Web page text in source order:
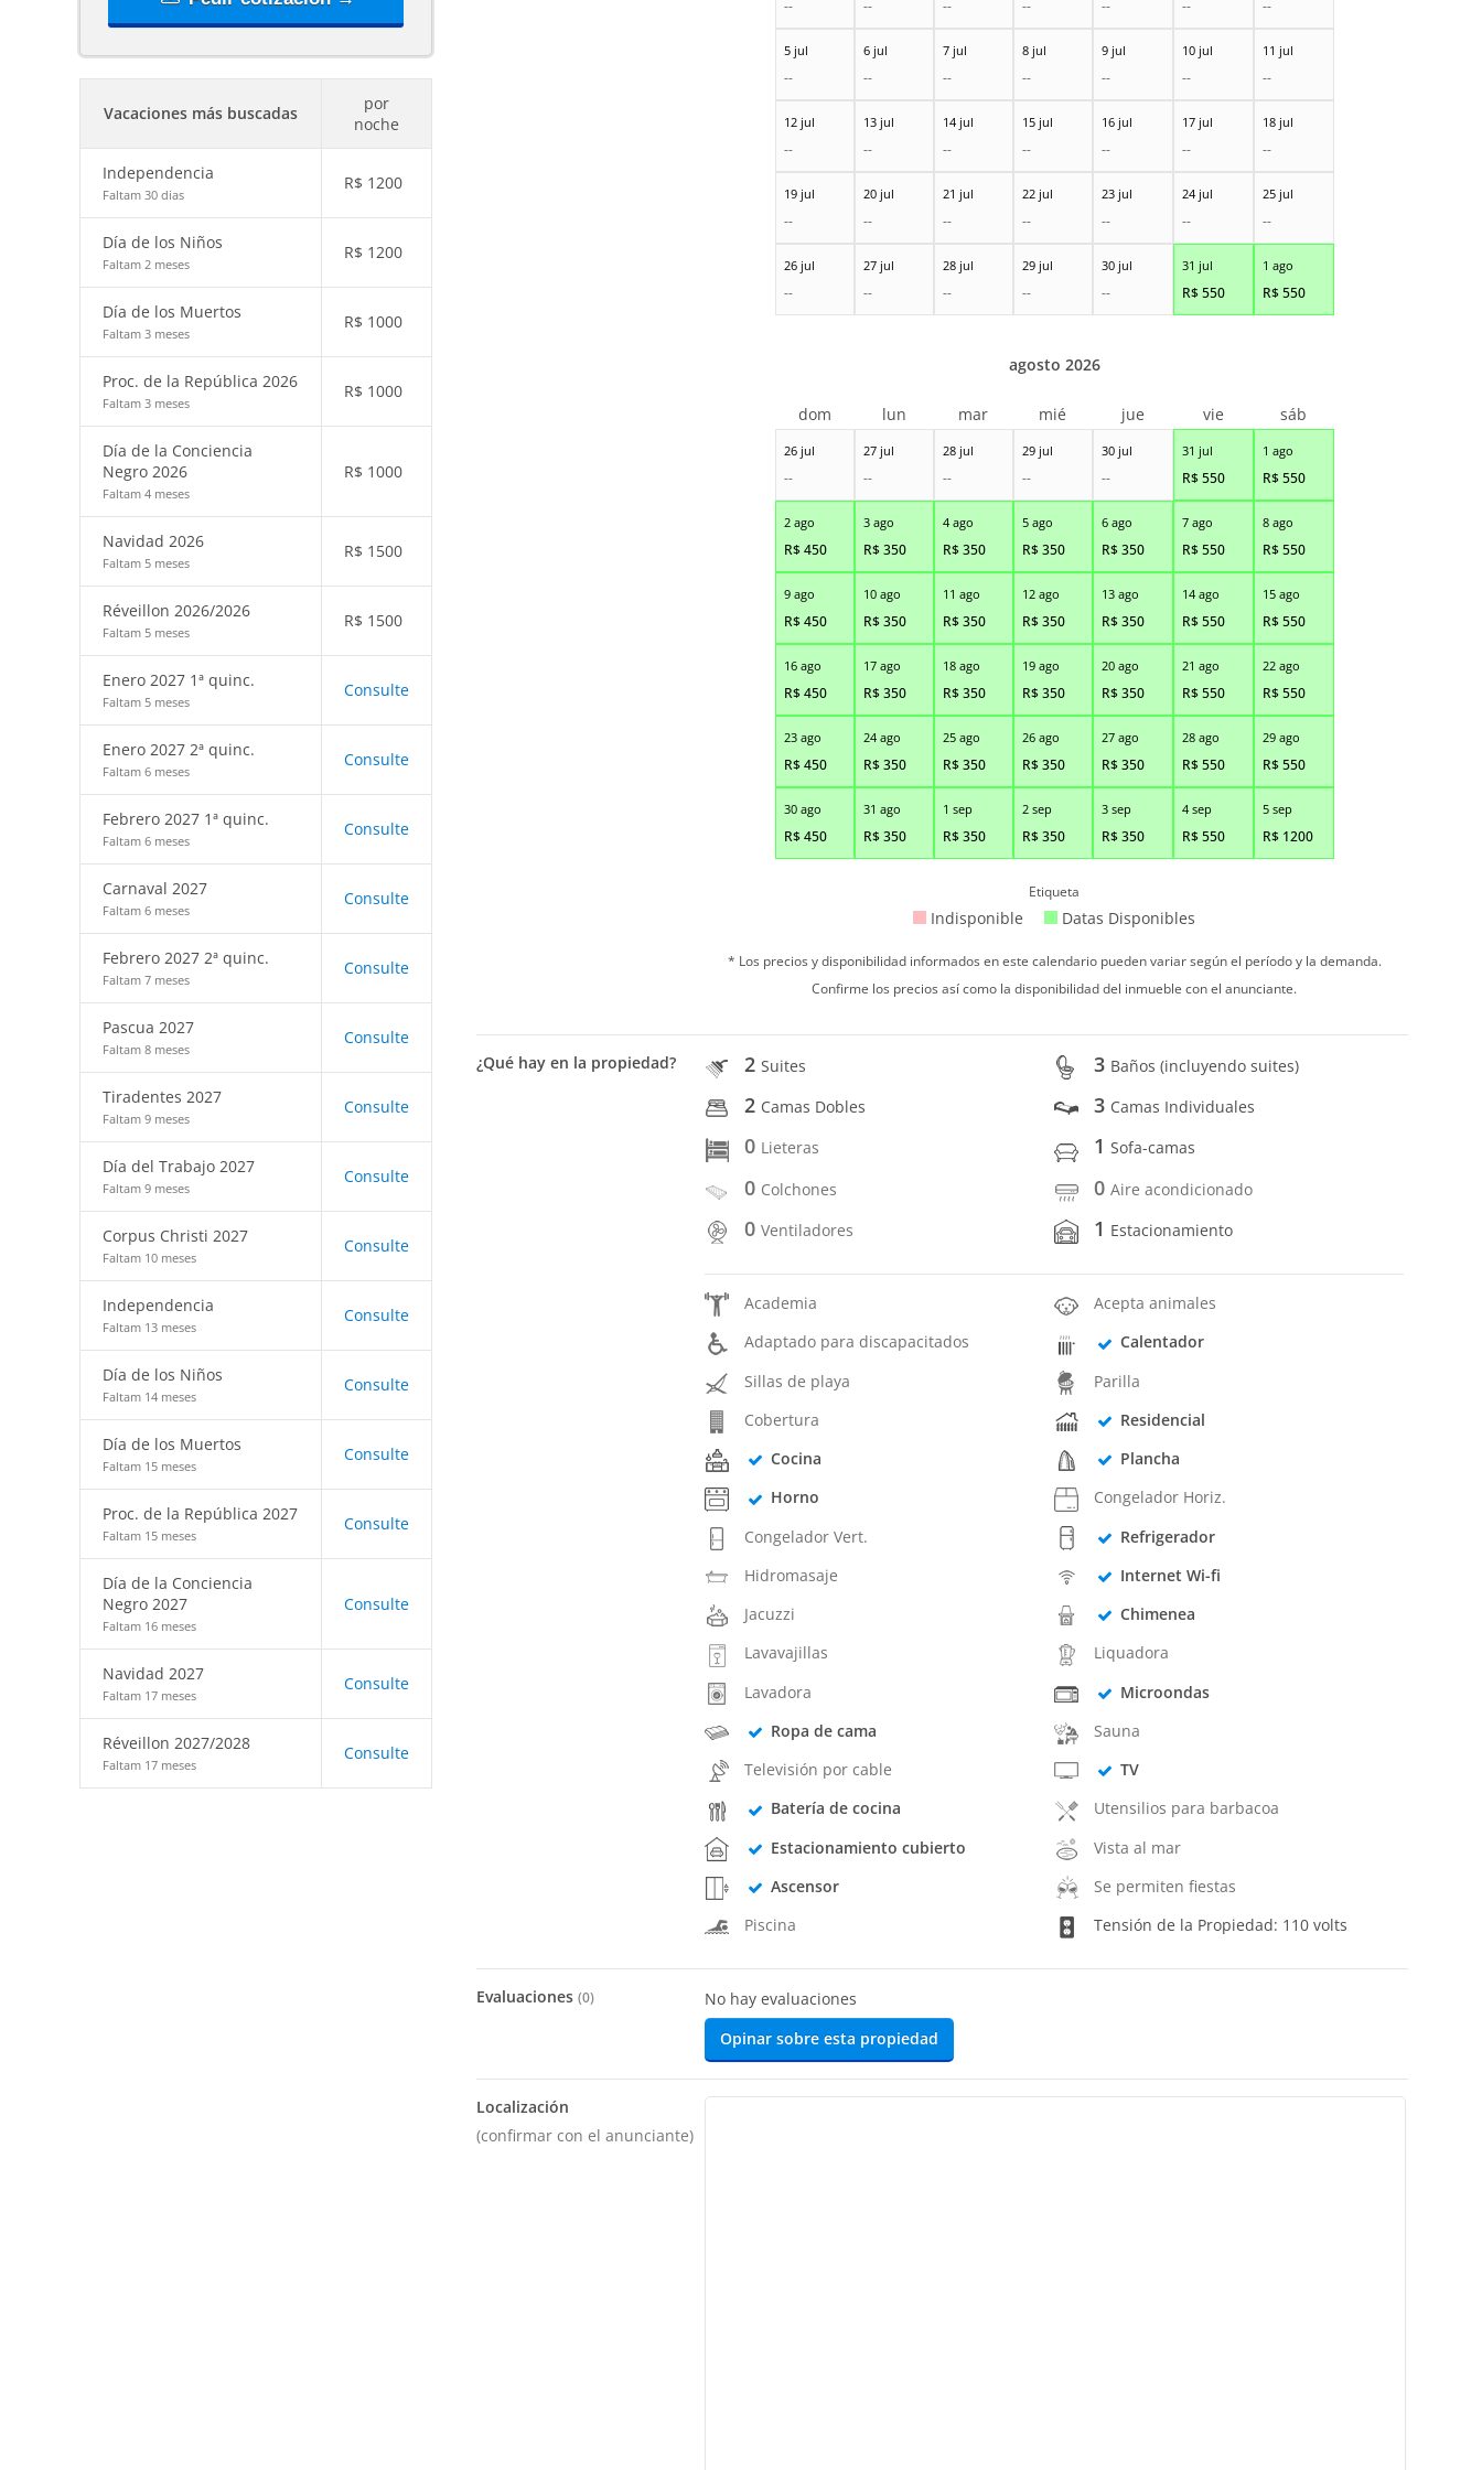
Vacaciones más buscadas
por
noche
Independencia
Faltam 30 dias
R$ 1200
Día de los Niños
Faltam 2 meses
R$ 1200
Día de los Muertos
Faltam 3 meses
R$ 1000
Proc. de la República 2026
Faltam 3 meses
R$ 1000
Día de la Conciencia
Negro 2026
Faltam 4 meses
R$ 1000
Navidad 2026
Faltam 5 meses
R$ 1500
Réveillon 2026/2026
Faltam 5 meses
R$ 1500
Enero 2027 1ª quinc.
Faltam 5 meses
Consulte
Enero 2027 2ª quinc.
Faltam 6 meses
Consulte
Febrero 2027 1ª quinc.
Faltam 6 meses
Consulte
Carnaval 2027
Faltam 6 meses
Consulte
Febrero 2027 2ª quinc.
Faltam 7 meses
Consulte
Pascua 2027
Faltam 8 meses
Consulte
Tiradentes 2027
Faltam 9 meses
Consulte
Día del Trabajo 2027
Faltam 9 meses
Consulte
Corpus Christi 2027
Faltam 10 meses
Consulte
Independencia
Faltam 13 meses
Consulte
Día de los Niños
Faltam 14 meses
Consulte
Día de los Muertos
Faltam 15 meses
Consulte
Proc. de la República 2027
Faltam 15 meses
Consulte
Día de la Conciencia
Negro 2027
Faltam 16 meses
Consulte
Navidad 2027
Faltam 17 meses
Consulte
Réveillon 2027/2028
Faltam 17 meses
Consulte
-- -- -- -- -- -- --
5 jul
--
6 jul
--
7 jul
--
8 jul
--
9 jul
--
10 jul
--
11 jul
--
12 jul
--
13 jul
--
14 jul
--
15 jul
--
16 jul
--
17 jul
--
18 jul
--
19 jul
--
20 jul
--
21 jul
--
22 jul
--
23 jul
--
24 jul
--
25 jul
--
26 jul
--
27 jul
--
28 jul
--
29 jul
--
30 jul
--
31 jul
R$550
1 ago
R$550
26 jul
--
27 jul
--
28 jul
--
29 jul
--
30 jul
--
31 jul
R$550
1 ago
R$550
2 ago
R$450
3 ago
R$350
4 ago
R$350
5 ago
R$350
6 ago
R$350
7 ago
R$550
8 ago
R$550
9 ago
R$450
10 ago
R$350
11 ago
R$350
12 ago
R$350
13 ago
R$350
14 ago
R$550
15 ago
R$550
16 ago
R$450
17 ago
R$350
18 ago
R$350
19 ago
R$350
20 ago
R$350
21 ago
R$550
22 ago
R$550
23 ago
R$450
24 ago
R$350
25 ago
R$350
26 ago
R$350
27 ago
R$350
28 ago
R$550
29 ago
R$550
30 ago
R$450
31 ago
R$350
1 sep
R$350
2 sep
R$350
3 sep
R$350
4 sep
R$550
5 sep
R$ 1200
agosto 2026
dom lun mar mié jue vie sáb
Etiqueta
Indisponible Datas Disponibles
* Los precios y disponibilidad informados en este calendario pueden variar según el período y la demanda.
Confirme los precios así como la disponibilidad del inmueble con el anunciante.
¿Qué hay en la propiedad? 2Suites 3 Baños (incluyendo suites)
2 Camas Dobles 3 Camas Individuales
0 Lieteras 1Sofa-camas
0 Colchones 0Aire acondicionado
0Ventiladores 1 Estacionamiento
Academia
Acepta animales
Adaptado para discapacitados
Calentador
Sillas de playa
Parilla
Cobertura
Residencial
Cocina
Plancha
Horno
Congelador Horiz.
Congelador Vert.
Refrigerador
Hidromasaje
Internet Wi-fi
Jacuzzi
Chimenea
Lavavajillas
Liquadora
Lavadora
Microondas
Ropa de cama
Sauna
Televisión por cable
TV
Batería de cocina
Utensilios para barbacoa
Estacionamiento cubierto
Vista al mar
Ascensor
Se permiten fiestas
Piscina
Tensión de la Propiedad: 110 volts
Evaluaciones (0)
No hay evaluaciones
Opinar sobre esta propiedad
Localización
(confirmar con el anunciante)